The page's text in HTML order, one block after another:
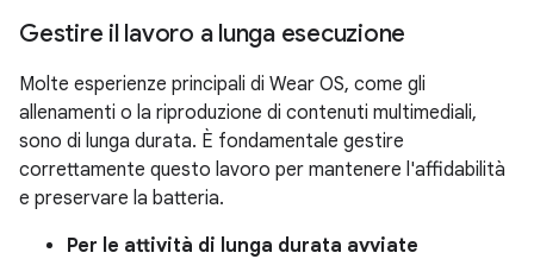
Gestire il lavoro a lunga esecuzione
Molte esperienze principali di Wear OS, come gli
allenamenti o la riproduzione di contenuti multimediali,
sono di lunga durata. È fondamentale gestire
correttamente questo lavoro per mantenere l'affidabilità
e preservare la batteria.
Per le attività di lunga durata avviate